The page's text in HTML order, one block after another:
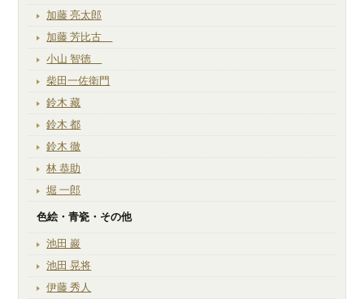
加藤 亮太郎
加藤 芳比古
小山 智徳
柴田一佐衛門
鈴木 藏
鈴木 都
鈴木 徹
林 恭助
堀 一郎
色絵・青瓷・その他
池田 巖
池田 晃将
伊藤 秀人